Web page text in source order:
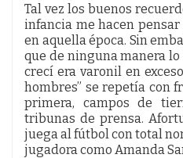
Tal vez los buenos
infancia me hacen
en aquella época. Sin
que de ninguna manera
crecí era varonil en
hombres” se repetía con
primera, campos de
tribunas de prensa.
juega al fútbol con total
jugadora como Amanda